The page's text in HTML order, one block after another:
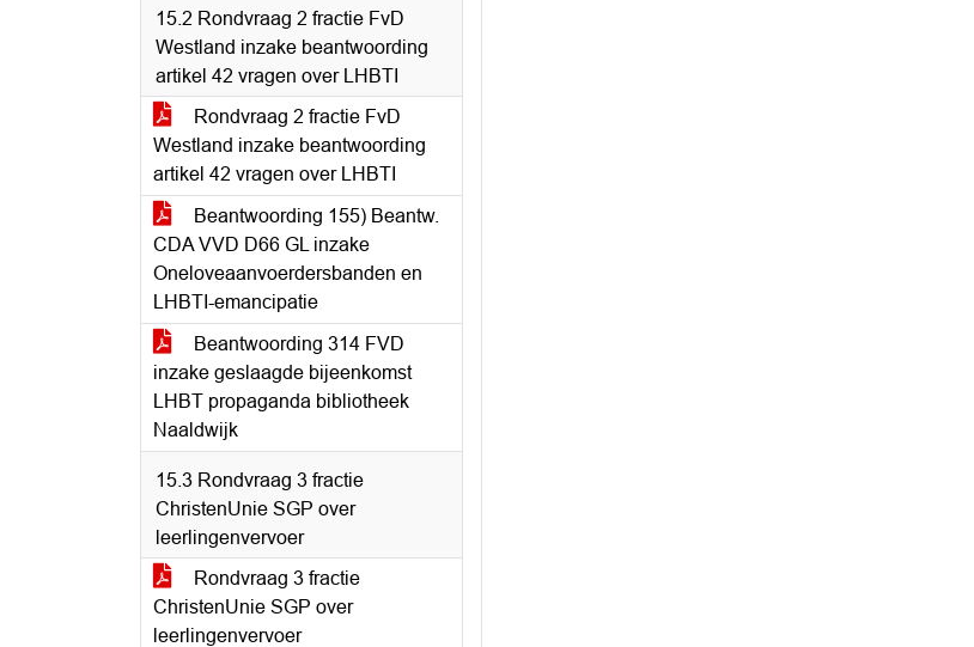
15.2 Rondvraag 2 fractie FvD
Westland inzake beantwoording
artikel 42 vragen over LHBTI
Rondvraag 2 fractie FvD
Westland inzake beantwoording
artikel 42 vragen over LHBTI
Beantwoording 155) Beantw.
CDA VVD D66 GL inzake
Oneloveaanvoerdersbanden en
LHBTI-emancipatie
Beantwoording 314 FVD
inzake geslaagde bijeenkomst
LHBT propaganda bibliotheek
Naaldwijk
15.3 Rondvraag 3 fractie
ChristenUnie SGP over
leerlingenvervoer
Rondvraag 3 fractie
ChristenUnie SGP over
leerlingenvervoer